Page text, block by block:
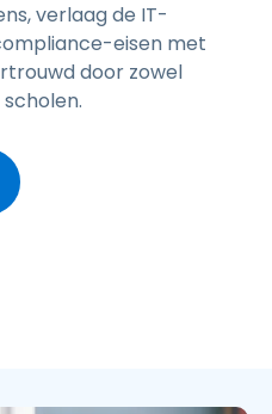
verlaag de IT-
eisen met
door zowel